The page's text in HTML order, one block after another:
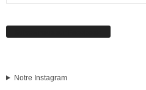
Notre Instagram